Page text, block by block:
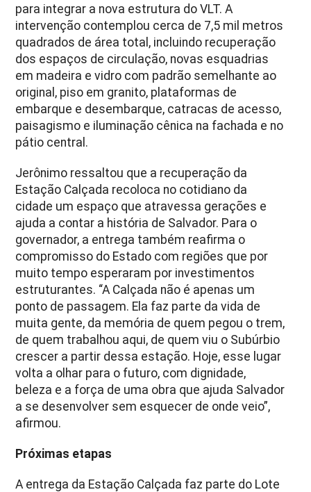
para integrar a nova estrutura do VLT. A
intervenção contemplou cerca de 7,5 mil metros
quadrados de área total, incluindo recuperação
dos espaços de circulação, novas esquadrias
em madeira e vidro com padrão semelhante ao
original, piso em granito, plataformas de
embarque e desembarque, catracas de acesso,
paisagismo e iluminação cênica na fachada e no
pátio central.
Jerônimo ressaltou que a recuperação da
Estação Calçada recoloca no cotidiano da
cidade um espaço que atravessa gerações e
ajuda a contar a história de Salvador. Para o
governador, a entrega também reafirma o
compromisso do Estado com regiões que por
muito tempo esperaram por investimentos
estruturantes. “A Calçada não é apenas um
ponto de passagem. Ela faz parte da vida de
muita gente, da memória de quem pegou o trem,
de quem trabalhou aqui, de quem viu o Subúrbio
crescer a partir dessa estação. Hoje, esse lugar
volta a olhar para o futuro, com dignidade,
beleza e a força de uma obra que ajuda Salvador
a se desenvolver sem esquecer de onde veio”,
afirmou.
Próximas etapas
A entrega da Estação Calçada faz parte do Lote